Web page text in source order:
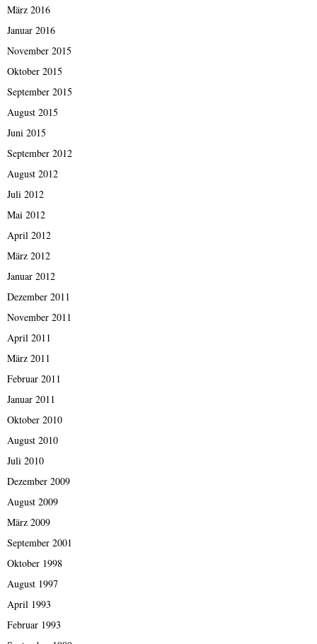
März 2016
Januar 2016
November 2015
Oktober 2015
September 2015
August 2015
Juni 2015
September 2012
August 2012
Juli 2012
Mai 2012
April 2012
März 2012
Januar 2012
Dezember 2011
November 2011
April 2011
März 2011
Februar 2011
Januar 2011
Oktober 2010
August 2010
Juli 2010
Dezember 2009
August 2009
März 2009
September 2001
Oktober 1998
August 1997
April 1993
Februar 1993